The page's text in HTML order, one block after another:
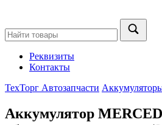
Реквизиты
Контакты
ТехТорг Автозапчасти
Аккумулятор